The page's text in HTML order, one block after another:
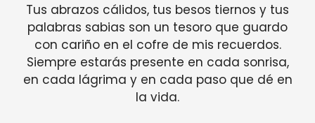
Tus abrazos cálidos, tus besos tiernos y tus
palabras sabias son un tesoro que guardo
con cariño en el cofre de mis recuerdos.
Siempre estarás presente en cada sonrisa,
en cada lágrima y en cada paso que dé en
la vida.